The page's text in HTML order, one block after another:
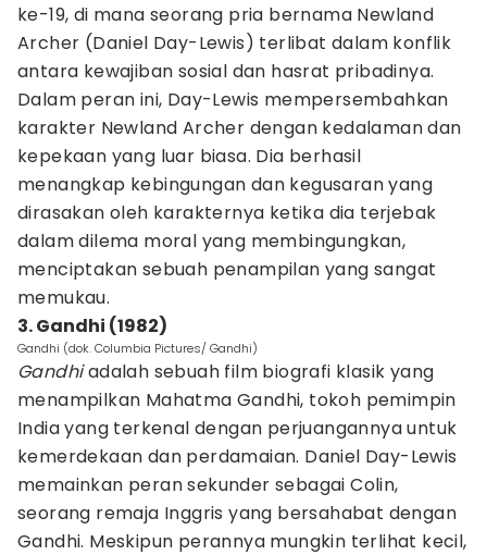
ke-19, di mana seorang pria bernama Newland
Archer (Daniel Day-Lewis) terlibat dalam konflik
antara kewajiban sosial dan hasrat pribadinya.
Dalam peran ini, Day-Lewis mempersembahkan
karakter Newland Archer dengan kedalaman dan
kepekaan yang luar biasa. Dia berhasil
menangkap kebingungan dan kegusaran yang
dirasakan oleh karakternya ketika dia terjebak
dalam dilema moral yang membingungkan,
menciptakan sebuah penampilan yang sangat
memukau.
3. Gandhi (1982)
Gandhi (dok. Columbia Pictures/ Gandhi)
Gandhiadalah sebuah film biografi klasik yang
menampilkan Mahatma Gandhi, tokoh pemimpin
India yang terkenal dengan perjuangannya untuk
kemerdekaan dan perdamaian. Daniel Day-Lewis
memainkan peran sekunder sebagai Colin,
seorang remaja Inggris yang bersahabat dengan
Gandhi. Meskipun perannya mungkin terlihat kecil,